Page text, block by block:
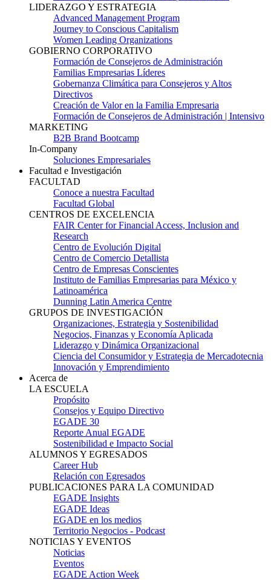
LIDERAZGO Y ESTRATEGIA
Advanced Management Program
Journey to Conscious Capitalism
Women Leading Organizations
GOBIERNO CORPORATIVO
Formación de Consejeros de Administración
Familias Empresarias Líderes
Gobernanza Climática para Consejeros y Altos
Directivos
Creación de Valor en la Familia Empresaria
Formación de Consejeros de Administración | Intensivo
MARKETING
B2B Brand Bootcamp
In-Company
Soluciones Empresariales
Facultad e Investigación
FACULTAD
Conoce a nuestra Facultad
Facultad Global
CENTROS DE EXCELENCIA
FAIR Center for Financial Access, Inclusion and
Research
Centro de Evolución Digital
Centro de Comercio Detallista
Centro de Empresas Conscientes
Instituto de Familias Empresarias para México y
Latinoamérica
Dunning Latin America Centre
GRUPOS DE INVESTIGACIÓN
Organizaciones, Estrategia y Sostenibilidad
Negocios, Finanzas y Economía Aplicada
Liderazgo y Dinámica Organizacional
Ciencia del Consumidor y Estrategia de Mercadotecnia
Innovación y Emprendimiento
Acerca de
LA ESCUELA
Propósito
Consejos y Equipo Directivo
EGADE 30
Reporte Anual EGADE
Sostenibilidad e Impacto Social
ALUMNOS Y EGRESADOS
Career Hub
Relación con Egresados
PUBLICACIONES PARA LA COMUNIDAD
EGADE Insights
EGADE Ideas
EGADE en los medios
Territorio Negocios - Podcast
NOTICIAS Y EVENTOS
Noticias
Eventos
EGADE Action Week